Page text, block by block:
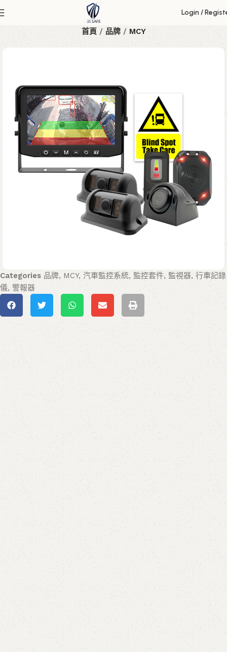
Login /
首頁 品牌 MCY
Categories 品牌, MCY, 汽車監控系統, 監控套件, 監視器, 行車記錄
儀, 警報器